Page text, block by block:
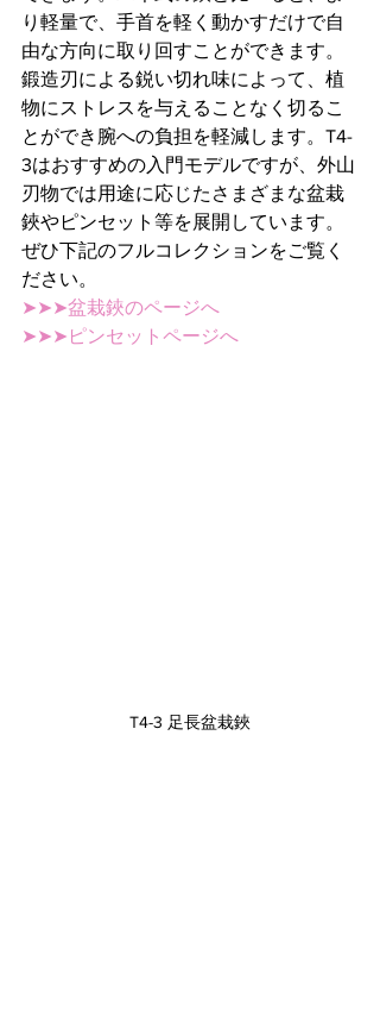
り軽量で、手首を軽く動かすだけで自
由な方向に取り回すことができます。
鍛造刃による鋭い切れ味によって、植
物にストレスを与えることなく切るこ
とができ腕への負担を軽減します。T4-
3はおすすめの入門モデルですが、外山
刃物では用途に応じたさまざまな盆栽
鋏やピンセット等を展開しています。
ぜひ下記のフルコレクションをご覧く
ださい。
➤➤➤盆栽鋏のページへ
➤➤➤ピンセットページへ
T4-3 足長盆栽鋏